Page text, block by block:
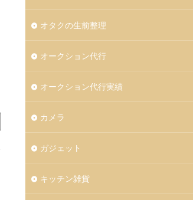
オタクの生前整理
オークション代行
オークション代行実績
カメラ
ガジェット
キッチン雑貨